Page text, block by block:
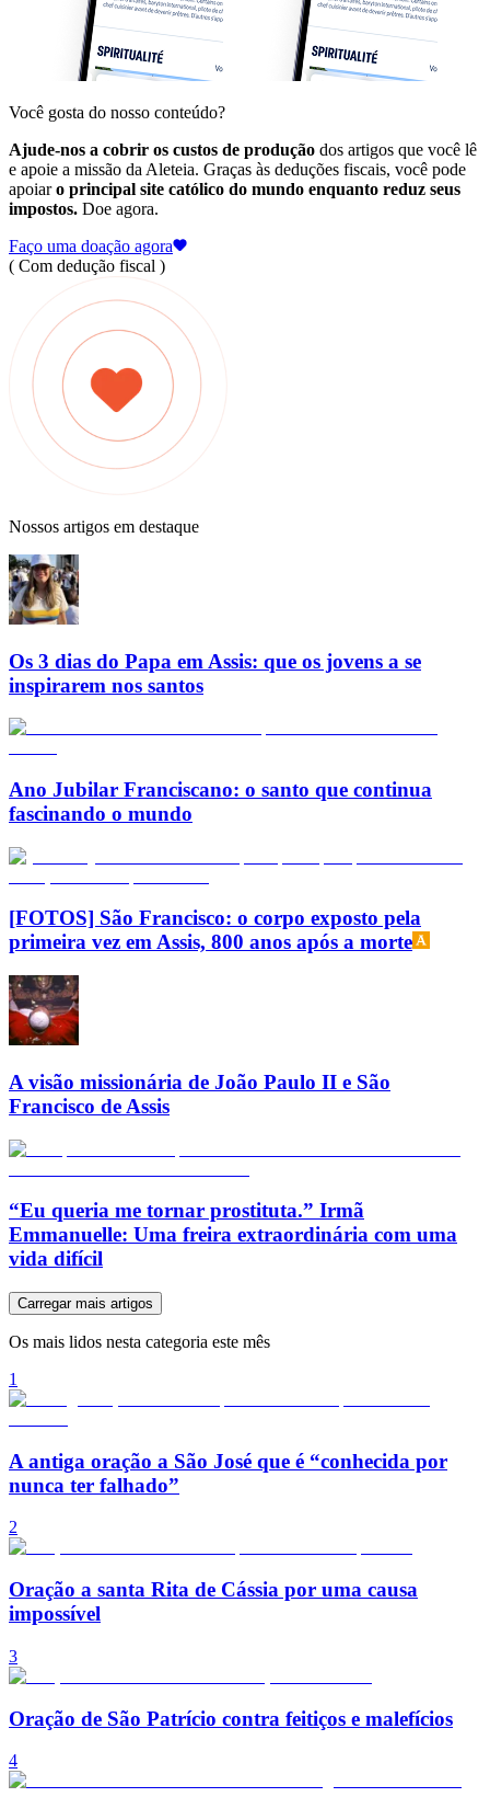
Você gosta do nosso conteúdo?
Ajude-nos a cobrir os custos de produção dos artigos que você lê
e apoie a missão da Aleteia. Graças às deduções fiscais, você pode
apoiaro principal site católico do mundo enquanto reduz seus
impostos. Doe agora.
Faço uma doação agora
( Com dedução fiscal )
Nossos artigos em destaque
Os 3 dias do Papa em Assis: que os jovens a se
inspirarem nos santos
Ano Jubilar Franciscano: o santo que continua
fascinando o mundo
[FOTOS] São Francisco: o corpo exposto pela
primeira vez em Assis, 800 anos após a morte
A visão missionária de João Paulo II e São
Francisco de Assis
“Eu queria me tornar prostituta.” Irmã
Emmanuelle: Uma freira extraordinária com uma
vida difícil
Carregar mais artigos
Os mais lidos nesta categoria este mês
1
A antiga oração a São José que é “conhecida por
nunca ter falhado”
2
Oração a santa Rita de Cássia por uma causa
impossível
3
Oração de São Patrício contra feitiços e malefícios
4